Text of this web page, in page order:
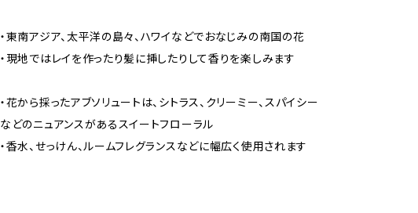
・東南アジア、太平洋の島々、ハワイなどでおなじみの南国の花
・現地ではレイを作ったり髪に挿したりして香りを楽しみます
・花から採ったアブソリュートは、シトラス、クリーミー、スパイシー
などのニュアンスがあるスイートフローラル
・香水、せっけん、ルームフレグランスなどに幅広く使用されます